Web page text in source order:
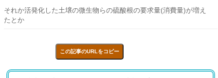
それか活発化した土壌の微生物らの硫酸根の要求量(消費量)が増え
たとか
この記事のURLをコピー